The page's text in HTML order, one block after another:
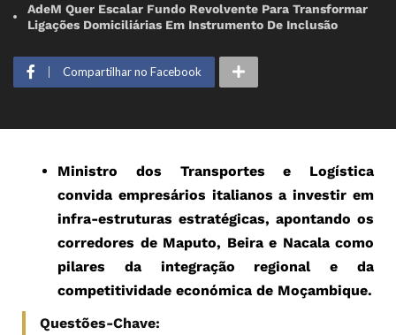
AdeM Quer Escalar Fundo Revolvente Para Transformar
Ligações Domiciliárias Em Instrumento De Inclusão
Compartilhar no Facebook
Ministro dos Transportes e Logística
convida empresários italianos a investir em
infra-estruturas estratégicas, apontando os
corredores de Maputo, Beira e Nacala como
pilares da integração regional e da
competitividade económica de Moçambique.
Questões-Chave: